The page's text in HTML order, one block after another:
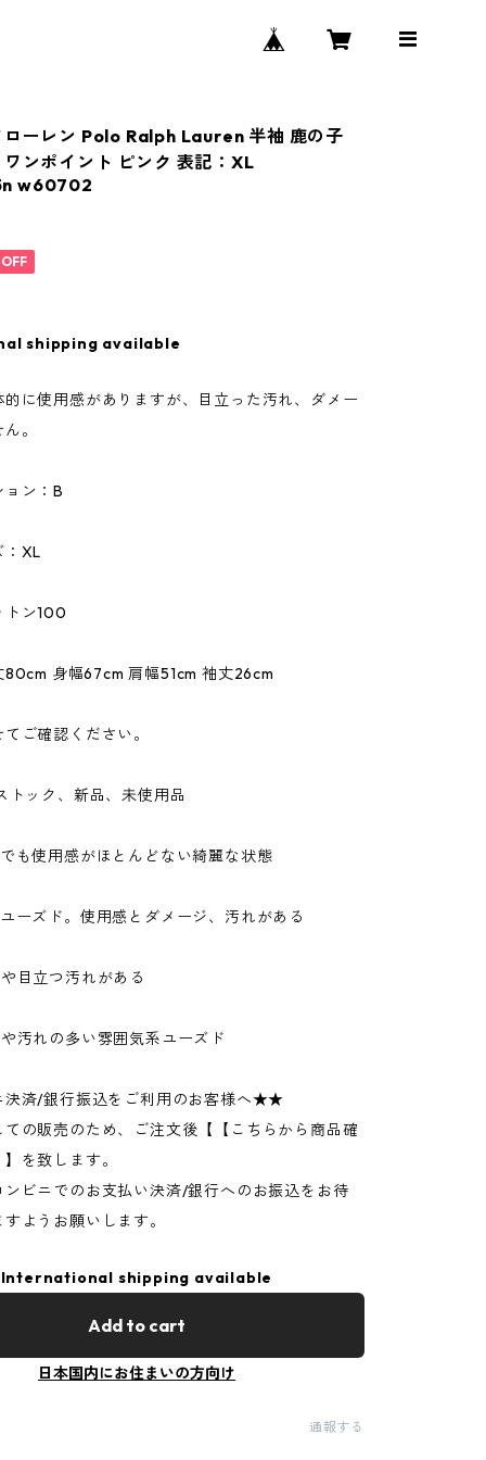
ローレン Polo Ralph Lauren 半袖 鹿の子
ワンポイント ピンク 表記：XL
w60702
shipping available
に使用感がありますが、目立った汚れ、ダメー
。
ン：B
XL
ン100
身幅67cm 肩幅51cm 袖丈26cm
ご確認ください。
トック、新品、未使用品
も使用感がほとんどない綺麗な状態
ーズド。使用感とダメージ、汚れがある
目立つ汚れがある
汚れの多い雰囲気系ユーズド
済/銀行振込をご利用のお客様へ★★
の販売のため、ご注文後【【こちらから商品確
を致します。
ンビニでのお支払い決済/銀行へのお振込をお待
ようお願いします。
International shipping available
Add to cart
日本国内にお住まいの方向け
通報する